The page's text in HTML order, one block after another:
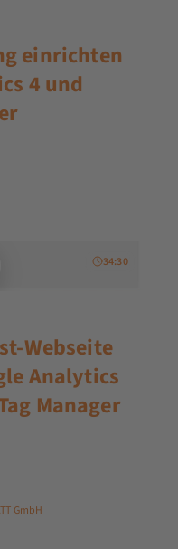
einrichten
4 und
34:30
Webseite
Analytics
Manager
GmbH